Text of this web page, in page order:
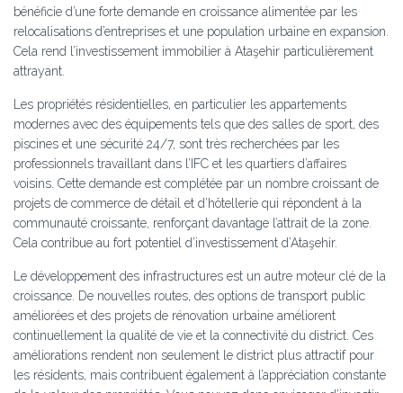
bénéficie d’une forte demande en croissance alimentée par les
relocalisations d’entreprises et une population urbaine en expansion.
Cela rend l’investissement immobilier à Ataşehir particulièrement
attrayant.
Les propriétés résidentielles, en particulier les appartements
modernes avec des équipements tels que des salles de sport, des
piscines et une sécurité 24/7, sont très recherchées par les
professionnels travaillant dans l’IFC et les quartiers d’affaires
voisins. Cette demande est complétée par un nombre croissant de
projets de commerce de détail et d’hôtellerie qui répondent à la
communauté croissante, renforçant davantage l’attrait de la zone.
Cela contribue au fort potentiel d’investissement d’Ataşehir.
Le développement des infrastructures est un autre moteur clé de la
croissance. De nouvelles routes, des options de transport public
améliorées et des projets de rénovation urbaine améliorent
continuellement la qualité de vie et la connectivité du district. Ces
améliorations rendent non seulement le district plus attractif pour
les résidents, mais contribuent également à l’appréciation constante